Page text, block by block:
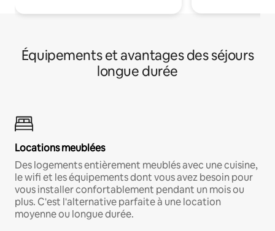
Équipements et avantages des séjours
longue durée
Locations meublées
Des logements entièrement meublés avec une cuisine,
le wifi et les équipements dont vous avez besoin pour
vous installer confortablement pendant un mois ou
plus. C'est l'alternative parfaite à une location
moyenne ou longue durée.